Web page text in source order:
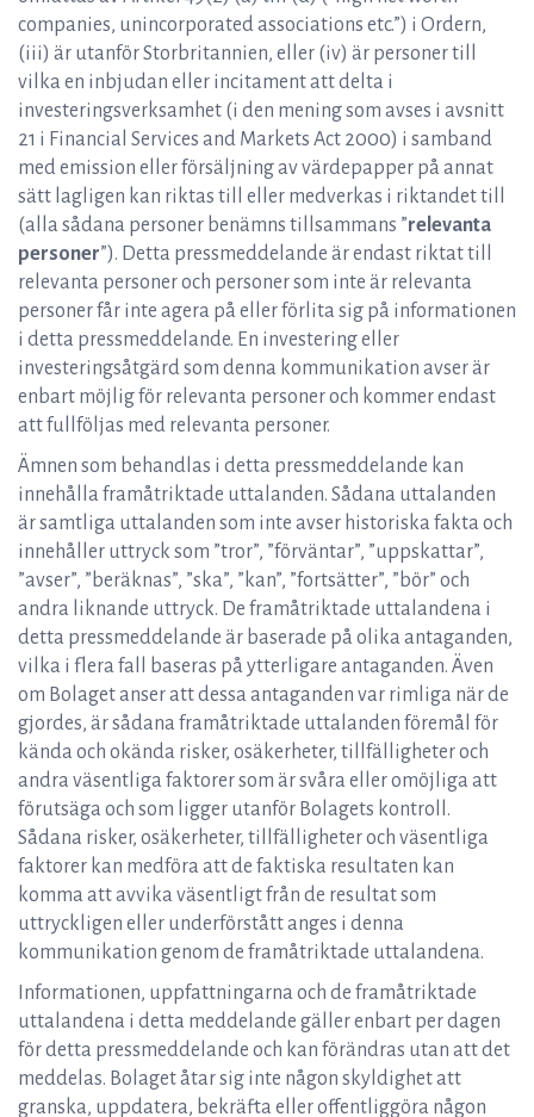
companies, unincorporated associations etc.”) i Ordern,
(iii) är utanför Storbritannien, eller (iv) är personer till
vilka en inbjudan eller incitament att delta i
investeringsverksamhet (i den mening som avses i avsnitt
21 i Financial Services and Markets Act 2000) i samband
med emission eller försäljning av värdepapper på annat
sätt lagligen kan riktas till eller medverkas i riktandet till
(alla sådana personer benämns tillsammans ”relevanta
personer”). Detta pressmeddelande är endast riktat till
relevanta personer och personer som inte är relevanta
personer får inte agera på eller förlita sig på informationen
i detta pressmeddelande. En investering eller
investeringsåtgärd som denna kommunikation avser är
enbart möjlig för relevanta personer och kommer endast
att fullföljas med relevanta personer.
Ämnen som behandlas i detta pressmeddelande kan
innehålla framåtriktade uttalanden. Sådana uttalanden
är samtliga uttalanden som inte avser historiska fakta och
innehåller uttryck som ”tror”, ”förväntar”, ”uppskattar”,
”avser”, ”beräknas”, ”ska”, ”kan”, ”fortsätter”, ”bör” och
andra liknande uttryck. De framåtriktade uttalandena i
detta pressmeddelande är baserade på olika antaganden,
vilka i flera fall baseras på ytterligare antaganden. Även
om Bolaget anser att dessa antaganden var rimliga när de
gjordes, är sådana framåtriktade uttalanden föremål för
kända och okända risker, osäkerheter, tillfälligheter och
andra väsentliga faktorer som är svåra eller omöjliga att
förutsäga och som ligger utanför Bolagets kontroll.
Sådana risker, osäkerheter, tillfälligheter och väsentliga
faktorer kan medföra att de faktiska resultaten kan
komma att avvika väsentligt från de resultat som
uttryckligen eller underförstått anges i denna
kommunikation genom de framåtriktade uttalandena.
Informationen, uppfattningarna och de framåtriktade
uttalandena i detta meddelande gäller enbart per dagen
för detta pressmeddelande och kan förändras utan att det
meddelas. Bolaget åtar sig inte någon skyldighet att
granska, uppdatera, bekräfta eller offentliggöra någon